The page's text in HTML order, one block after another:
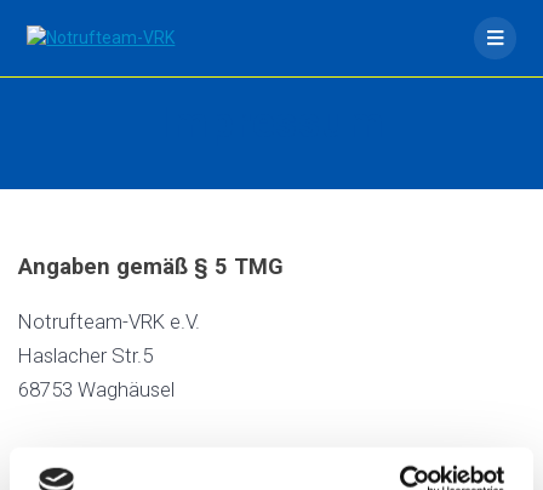
Angaben gemäß § 5 TMG
Notrufteam-VRK e.V.
Haslacher Str.5
68753 Waghäusel